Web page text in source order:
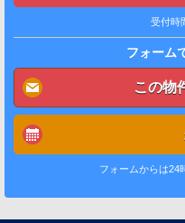
受付時
フォーム
この物
フォームからは24